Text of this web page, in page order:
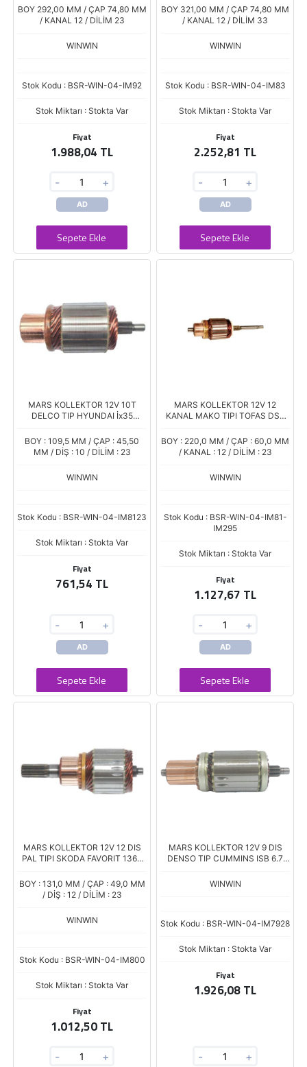
FREZE MAKO TIP 72163701 ****
BOY 292,00 MM / ÇAP 74,80 MM
/ KANAL 12 / DİLİM 23
WINWIN
Stok Kodu : BSR-WIN-04-IM92
Stok Miktarı : Stokta Var
Fiyat
1.988,04 TL
- +
AD
Sepete Ekle
72386801
BOY 321,00 MM / ÇAP 74,80 MM
/ KANAL 12 / DİLİM 33
WINWIN
Stok Kodu : BSR-WIN-04-IM83
Stok Miktarı : Stokta Var
Fiyat
2.252,81 TL
- +
AD
Sepete Ekle
MARS KOLLEKTOR 12V 10T
DELCO TIP HYUNDAI İx35
INSIGINA
BOY : 109,5 MM / ÇAP : 45,50
MM / DİŞ : 10 / DİLİM : 23
WINWIN
Stok Kodu : BSR-WIN-04-IM8123
Stok Miktarı : Stokta Var
Fiyat
761,54 TL
- +
AD
Sepete Ekle
MARS KOLLEKTOR 12V 12
KANAL MAKO TIPI TOFAS DSK
74880991
BOY : 220,0 MM / ÇAP : 60,0 MM
/ KANAL : 12 / DİLİM : 23
WINWIN
Stok Kodu : BSR-WIN-04-IM81-
IM295
Stok Miktarı : Stokta Var
Fiyat
1.127,67 TL
- +
AD
Sepete Ekle
MARS KOLLEKTOR 12V 12 DIS
PAL TIPI SKODA FAVORIT 136L
BOY : 131,0 MM / ÇAP : 49,0 MM
/ DİŞ : 12 / DİLİM : 23
WINWIN
Stok Kodu : BSR-WIN-04-IM800
Stok Miktarı : Stokta Var
Fiyat
1.012,50 TL
- +
MARS KOLLEKTOR 12V 9 DIS
DENSO TIP CUMMINS ISB 6.7
WINWIN
Stok Kodu : BSR-WIN-04-IM7928
Stok Miktarı : Stokta Var
Fiyat
1.926,08 TL
- +